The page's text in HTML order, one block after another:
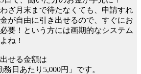
ざ月末まで待たなくても、申請すれ
が自由に引き出せるので、すぐにお
要！という方には画期的なシステム
ね！
せる金額は
務日あたり5,000円」です。